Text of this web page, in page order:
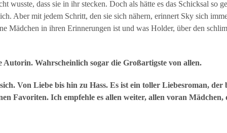
wusste, dass sie in ihr stecken. Doch als hätte es das Schicksal so
Aber mit jedem Schritt, den sie sich nähern, erinnert Sky sich
Mädchen in ihren Erinnerungen ist und was Holder, über den
Autorin. Wahrscheinlich sogar die Großartigste von allen.
Von Liebe bis hin zu Hass. Es ist ein toller Liebesroman,
Favoriten. Ich empfehle es allen weiter, allen voran Mädchen,